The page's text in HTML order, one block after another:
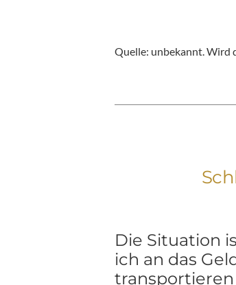
Quelle: unbekannt. Wird
Die Situation
ich an das
transportieren